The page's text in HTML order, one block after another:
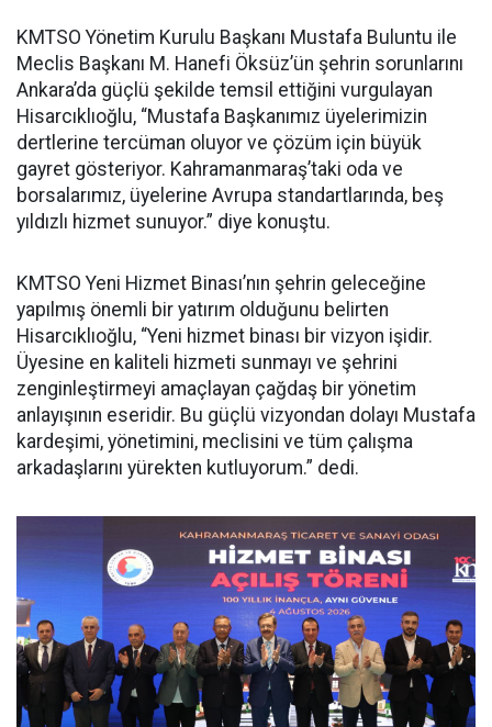
KMTSO Yönetim Kurulu Başkanı Mustafa Buluntu ile
Meclis Başkanı M. Hanefi Öksüz’ün şehrin sorunlarını
Ankara’da güçlü şekilde temsil ettiğini vurgulayan
Hisarcıklıoğlu, “Mustafa Başkanımız üyelerimizin
dertlerine tercüman oluyor ve çözüm için büyük
gayret gösteriyor. Kahramanmaraş’taki oda ve
borsalarımız, üyelerine Avrupa standartlarında, beş
yıldızlı hizmet sunuyor.” diye konuştu.
KMTSO Yeni Hizmet Binası’nın şehrin geleceğine
yapılmış önemli bir yatırım olduğunu belirten
Hisarcıklıoğlu, “Yeni hizmet binası bir vizyon işidir.
Üyesine en kaliteli hizmeti sunmayı ve şehrini
zenginleştirmeyi amaçlayan çağdaş bir yönetim
anlayışının eseridir. Bu güçlü vizyondan dolayı Mustafa
kardeşimi, yönetimini, meclisini ve tüm çalışma
arkadaşlarını yürekten kutluyorum.” dedi.